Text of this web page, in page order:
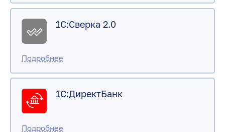
1С:Сверка 2.0
1С:ДиректБанк